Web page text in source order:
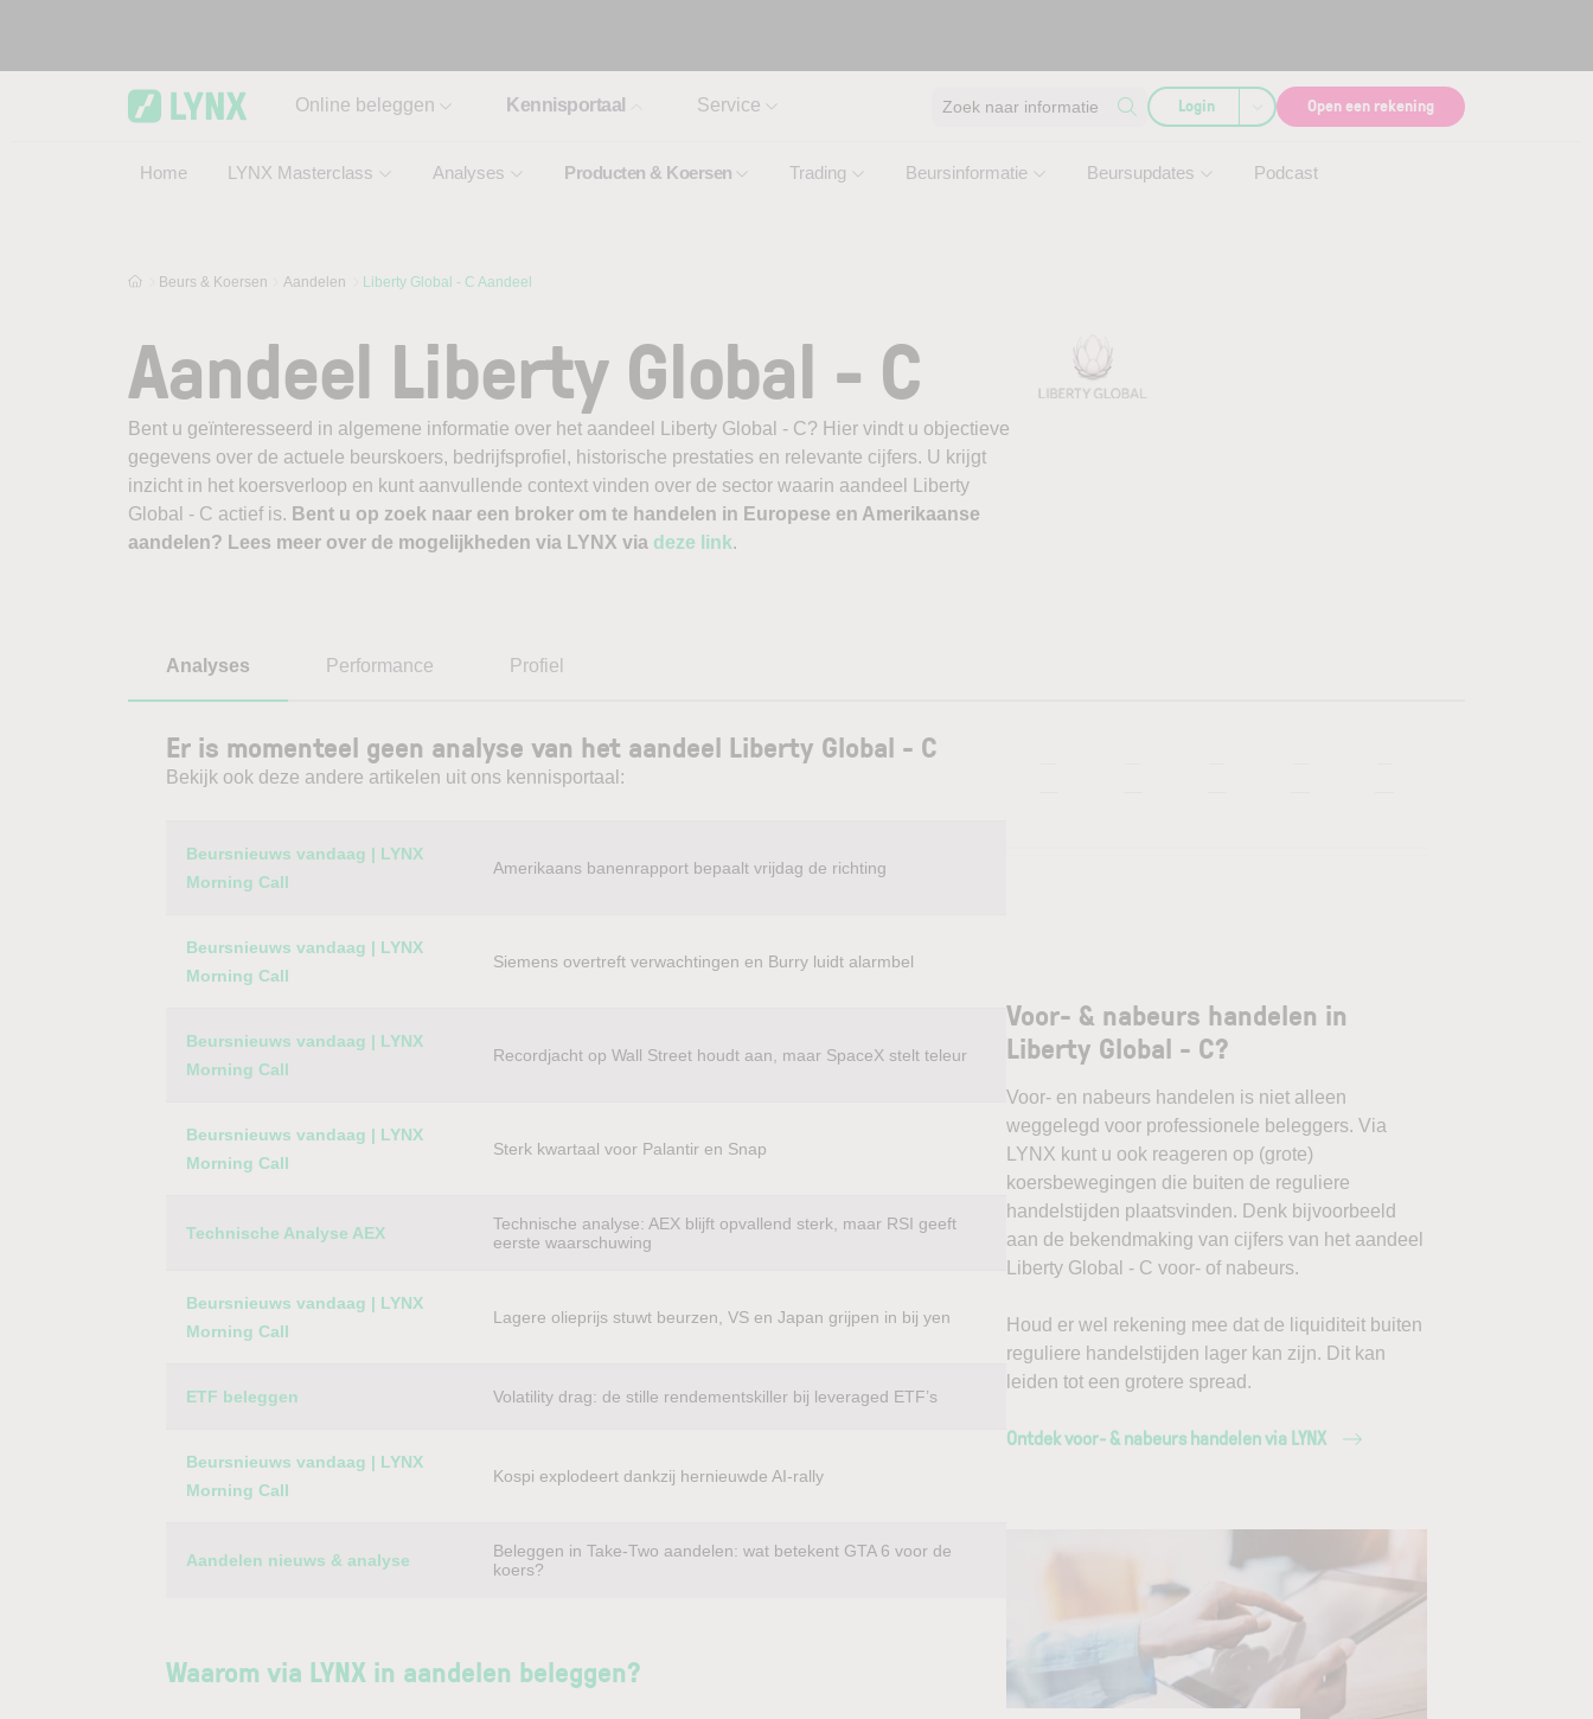
Online beleggen Kennisportaal
Home LYNX Masterclass Analyses Producten & Koersen Trading Beursinformatie Beursupdates Podcast
Service Zoek naar informatie Login Open een rekening
Beurs & Koersen Aandelen Liberty Global - C Aandeel
Aandeel Liberty Global - C
Bent u geïnteresseerd in algemene informatie over het aandeel Liberty Global - C? Hier vindt u objectieve
gegevens over de actuele beurskoers, bedrijfsprofiel, historische prestaties en relevante cijfers. U krijgt
inzicht in het koersverloop en kunt aanvullende context vinden over de sector waarin aandeel Liberty
Global - C actief is. Bent u op zoek naar een broker om te handelen in Europese en Amerikaanse
aandelen? Lees meer over de mogelijkheden via LYNX via deze link.
Analyses Performance Profiel
Er is momenteel geen analyse van het aandeel Liberty Global - C
Bekijk ook deze andere artikelen uit ons kennisportaal:
Category Titel
Beursnieuws vandaag | LYNX
Morning Call
Amerikaans banenrapport bepaalt vrijdag de richting
Beursnieuws vandaag | LYNX
Morning Call
Siemens overtreft verwachtingen en Burry luidt alarmbel
Beursnieuws vandaag | LYNX
Morning Call
Recordjacht op Wall Street houdt aan, maar SpaceX stelt teleur
Beursnieuws vandaag | LYNX
Morning Call
Sterk kwartaal voor Palantir en Snap
Technische Analyse AEX
Technische analyse: AEX blijft opvallend sterk, maar RSI geeft
eerste waarschuwing
Beursnieuws vandaag | LYNX
Morning Call
Lagere olieprijs stuwt beurzen, VS en Japan grijpen in bij yen
ETF beleggen Volatility drag: de stille rendementskiller bij leveraged ETF’s
Beursnieuws vandaag | LYNX
Morning Call
Kospi explodeert dankzij hernieuwde AI-rally
Aandelen nieuws & analyse
Beleggen in Take-Two aandelen: wat betekent GTA 6 voor de
koers?
Waarom via LYNX in aandelen beleggen?
Voor- & nabeurs handelen in
Liberty Global - C?
Voor- en nabeurs handelen is niet alleen
weggelegd voor professionele beleggers. Via
LYNX kunt u ook reageren op (grote)
koersbewegingen die buiten de reguliere
handelstijden plaatsvinden. Denk bijvoorbeeld
aan de bekendmaking van cijfers van het aandeel
Liberty Global - C voor- of nabeurs.
Houd er wel rekening mee dat de liquiditeit buiten
reguliere handelstijden lager kan zijn. Dit kan
leiden tot een grotere spread.
Ontdek voor- & nabeurs handelen via LYNX